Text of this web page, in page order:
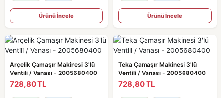
Ürünü İncele Ürünü İncele
Arçelik Çamaşır Makinesi 3'lü
Ventili / Vanası - 2005680400
728,80 TL
Teka Çamaşır Makinesi 3'lü
Ventili / Vanası - 2005680400
728,80 TL